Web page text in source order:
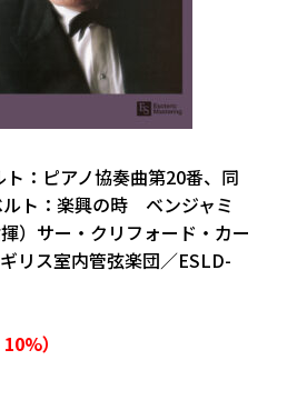
ト：ピアノ協奏曲第20番、同
ト：楽興の時 ベンジャミ
）サー・クリフォード・カー
リス室内管弦楽団／ESLD-
）